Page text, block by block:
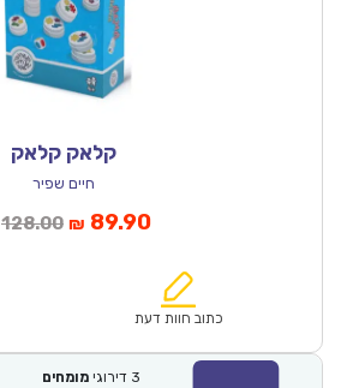
קלאק קלאק
חיים שפיר
128.00המחיר
₪128.00.
₪ 89.90המחיר
הוא:
כתוב חוות דעת
3 דירוגי מומחים